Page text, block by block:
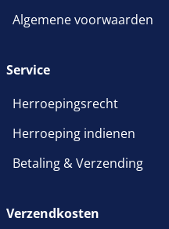
Algemene voorwaarden
Service
Herroepingsrecht
Herroeping indienen
Betaling & Verzending
Verzendkosten